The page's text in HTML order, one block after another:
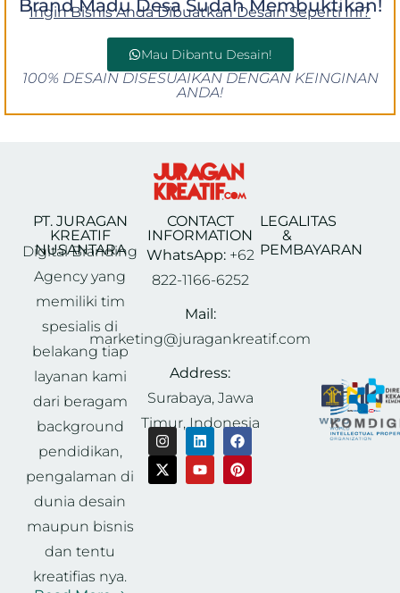
Brand Madu Desa Sudah Membuktikan!
Ingin Bisnis Anda Dibuatkan Desain Seperti Ini?
Mau Dibantu Desain!
100% DESAIN DISESUAIKAN DENGAN KEINGINAN
ANDA!
PT. JURAGAN
KREATIF
NUSANTARA
Digital Branding
Agency yang
memiliki tim
spesialis di
belakang tiap
layanan kami
dari beragam
background
pendidikan,
pengalaman di
dunia desain
maupun bisnis
dan tentu
kreatifias nya.
CONTACT
INFORMATION
WhatsApp:+62
822-1166-6252
Mail:
marketing@juragankreatif.com
Address:
Surabaya, Jawa
Timur, Indonesia
LEGALITAS
&
PEMBAYARAN